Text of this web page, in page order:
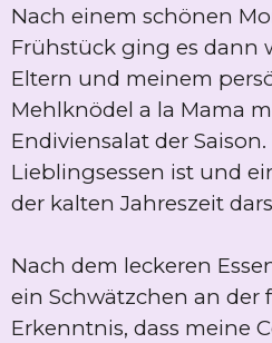
Nach einem schönen
Frühstück ging es dann
Eltern und meinem
Mehlknödel a la Mama
Endiviensalat der
Lieblingsessen ist und
der kalten Jahreszeit
Nach dem leckeren
ein Schwätzchen an der
Erkenntnis, dass meine